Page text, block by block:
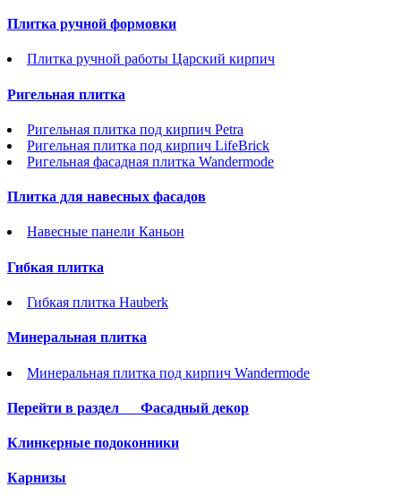
Плитка ручной формовки
Плитка ручной работы Царский кирпич
Ригельная плитка
Ригельная плитка под кирпич Petra
Ригельная плитка под кирпич LifeBrick
Ригельная фасадная плитка Wandermode
Плитка для навесных фасадов
Навесные панели Каньон
Гибкая плитка
Гибкая плитка Hauberk
Минеральная плитка
Минеральная плитка под кирпич Wandermode
Перейти в раздел Фасадный декор
Клинкерные подоконники
Карнизы